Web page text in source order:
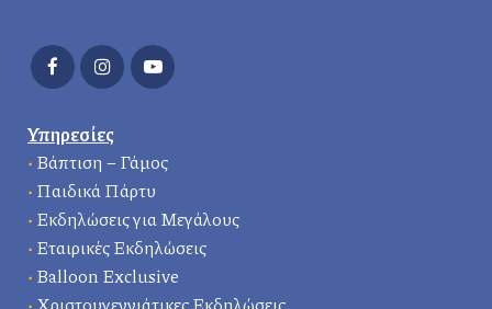
Υπηρεσίες
• Βάπτιση – Γάμος
• Παιδικά Πάρτυ
• Εκδηλώσεις για Μεγάλους
• Εταιρικές Εκδηλώσεις
• Balloon Exclusive